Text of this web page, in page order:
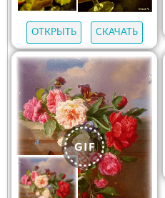
ОТКРЫТЬ СКАЧАТЬ